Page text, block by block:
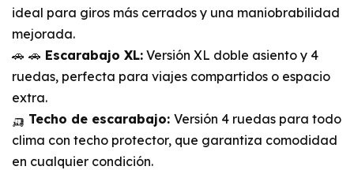
ideal para giros más cerrados y una maniobrabilidad
mejorada.
🚗 🚗 Escarabajo XL: Versión XL doble asiento y 4
ruedas, perfecta para viajes compartidos o espacio
extra.
🛺 Techo de escarabajo: Versión 4 ruedas para todo
clima con techo protector, que garantiza comodidad
en cualquier condición.